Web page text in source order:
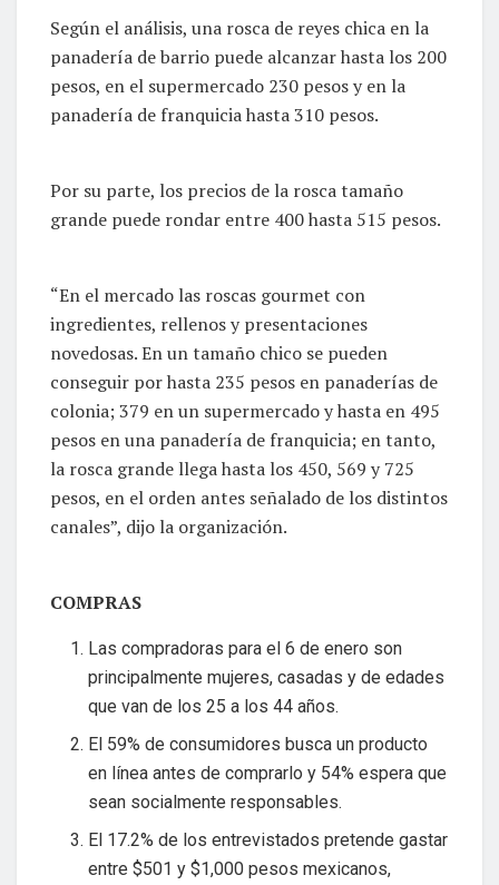
Según el análisis, una rosca de reyes chica en la
panadería de barrio puede alcanzar hasta los 200
pesos, en el supermercado 230 pesos y en la
panadería de franquicia hasta 310 pesos.
Por su parte, los precios de la rosca tamaño
grande puede rondar entre 400 hasta 515 pesos.
“En el mercado las roscas gourmet con
ingredientes, rellenos y presentaciones
novedosas. En un tamaño chico se pueden
conseguir por hasta 235 pesos en panaderías de
colonia; 379 en un supermercado y hasta en 495
pesos en una panadería de franquicia; en tanto,
la rosca grande llega hasta los 450, 569 y 725
pesos, en el orden antes señalado de los distintos
canales”, dijo la organización.
COMPRAS
Las compradoras para el 6 de enero son
principalmente mujeres, casadas y de edades
que van de los 25 a los 44 años.
El 59% de consumidores busca un producto
en línea antes de comprarlo y 54% espera que
sean socialmente responsables.
El 17.2% de los entrevistados pretende gastar
entre $501 y $1,000 pesos mexicanos,